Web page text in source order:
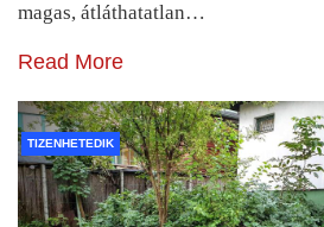
magas, átláthatatlan…
Read More
TIZENHETEDIK